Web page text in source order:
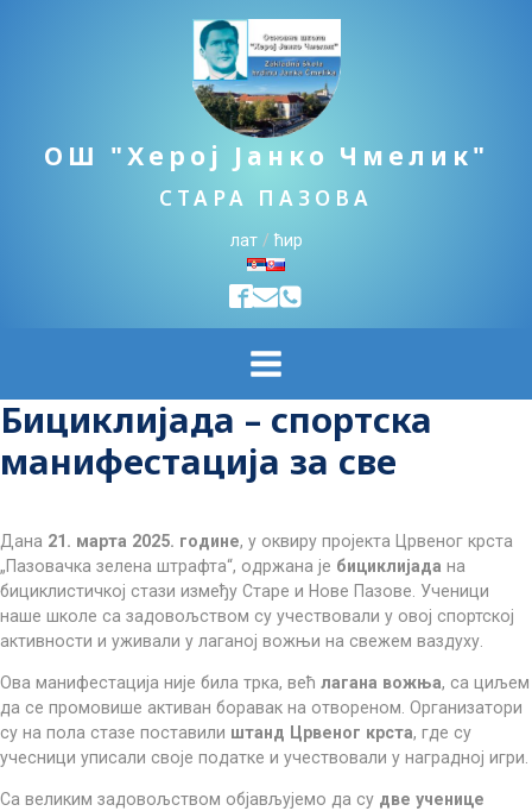
ОШ "Херој Јанко Чмелик"
СТАРА ПАЗОВА
лат/ћир
Бициклијада – спортска
манифестација за све
Дана 21. марта 2025. године, у оквиру пројекта Црвеног крста
„Пазовачка зелена штрафта“, одржана је бициклијада на
бициклистичкој стази између Старе и Нове Пазове. Ученици
наше школе са задовољством су учествовали у овој спортској
активности и уживали у лаганој вожњи на свежем ваздуху.
Ова манифестација није била трка, већ лагана вожња, са циљем
да се промовише активан боравак на отвореном. Организатори
су на пола стазе поставили штанд Црвеног крста, где су
учесници уписали своје податке и учествовали у наградној игри.
Са великим задовољством објављујемо да су две ученице